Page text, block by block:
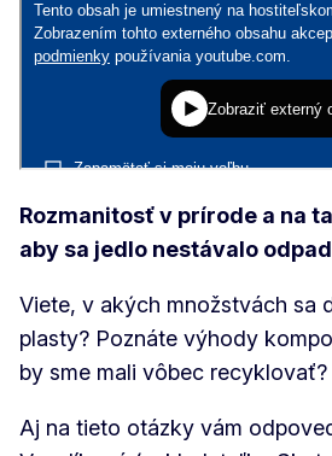
Rozmanitosť v prírode a na
aby sa jedlo nestávalo
Viete, v akých množstvách sa
plasty? Poznáte výhody
by sme mali vôbec recyklovať?
Aj na tieto otázky vám